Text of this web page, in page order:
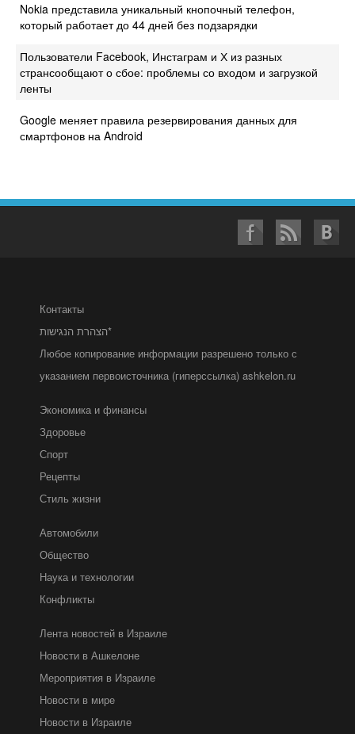
Nokia представила уникальный кнопочный телефон,
который работает до 44 дней без подзарядки
Пользователи Facebook, Инстаграм и Х из разных
странсообщают о сбое: проблемы со входом и загрузкой
ленты
Google меняет правила резервирования данных для
смартфонов на Android
Контакты
הצהרת הנגישות*
Любое копирование информации разрешено только с
указанием первоисточника (гиперссылка) ashkelon.ru
Экономика и финансы
Здоровье
Спорт
Рецепты
Стиль жизни
Автомобили
Общество
Наука и технологии
Конфликты
Лента новостей в Израиле
Новости в Ашкелоне
Мероприятия в Израиле
Новости в мире
Новости в Израиле